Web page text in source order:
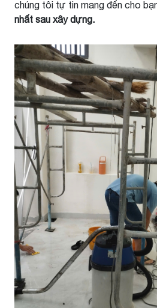
chúng tôi tự tin mang đến cho
nhất sau xây dựng.